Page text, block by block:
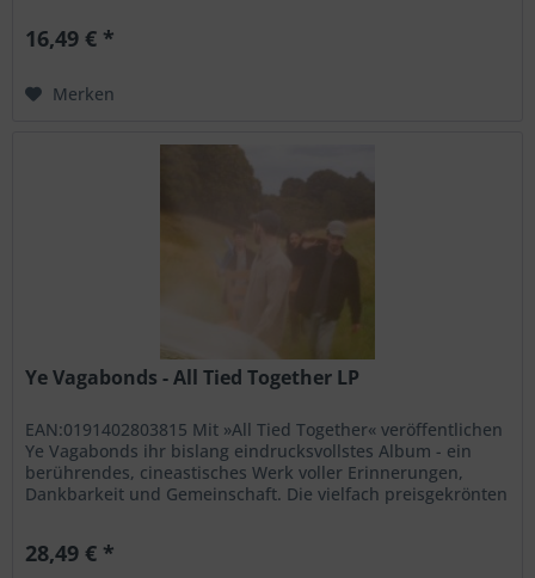
16,49 € *
Merken
Ye Vagabonds - All Tied Together LP
EAN:0191402803815 Mit »All Tied Together« veröffentlichen
Ye Vagabonds ihr bislang eindrucksvollstes Album - ein
berührendes, cineastisches Werk voller Erinnerungen,
Dankbarkeit und Gemeinschaft. Die vielfach preisgekrönten
28,49 € *